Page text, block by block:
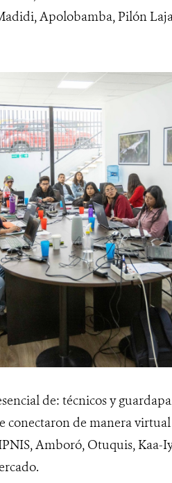
Apolobamba, Pilón
de: técnicos y
conectaron de manera
Amboró, Otuquis, Kaa-